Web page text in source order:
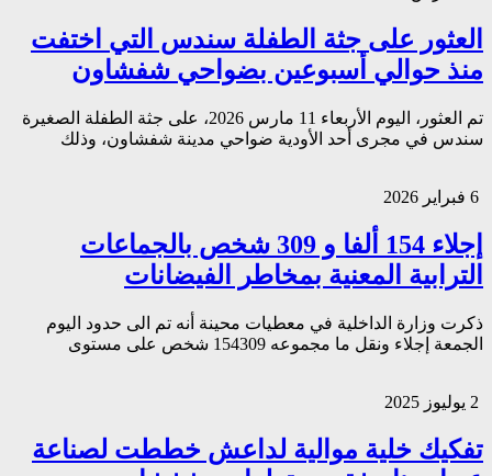
العثور على جثة الطفلة سندس التي اختفت
منذ حوالي أسبوعين بضواحي شفشاون
تم العثور، اليوم الأربعاء 11 مارس 2026، على جثة الطفلة الصغيرة
سندس في مجرى أحد الأودية ضواحي مدينة شفشاون، وذلك
إجلاء 154 ألفا و 309 شخص بالجماعات
الترابية المعنية بمخاطر الفيضانات
ذكرت وزارة الداخلية في معطيات محينة أنه تم الى حدود اليوم
الجمعة إجلاء ونقل ما مجموعه 154309 شخص على مستوى
تفكيك خلية موالية لداعش خططت لصناعة